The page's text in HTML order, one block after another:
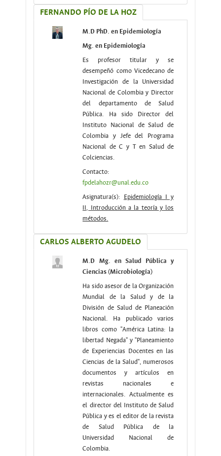
FERNANDO PÍO DE LA HOZ
M.D PhD. en Epidemiología
Mg. en Epidemiología
Es profesor titular y se
desempeñó como Vicedecano de
Investigación de la Universidad
Nacional de Colombia y Director
del departamento de Salud
Pública. Ha sido Director del
Instituto Nacional de Salud de
Colombia y Jefe del Programa
Nacional de C y T en Salud de
Colciencias.
Contacto:
fpdelahozr@unal.edu.co
Asignatura(s): Epidemiología I y
II, Introducción a la teoría y los
métodos.
CARLOS ALBERTO AGUDELO
M.D Mg. en Salud Pública y
Ciencias (Microbiología)
Ha sido asesor de la Organización
Mundial de la Salud y de la
División de Salud de Planeación
Nacional. Ha publicado varios
libros como "América Latina: la
libertad Negada" y "Planeamiento
de Experiencias Docentes en las
Ciencias de la Salud", numerosos
documentos y artículos en
revistas nacionales e
internacionales. Actualmente es
el director del Instituto de Salud
Pública y es el editor de la revista
de Salud Pública de la
Universidad Nacional de
Colombia.